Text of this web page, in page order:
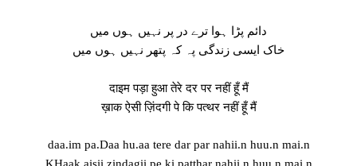
دائم پڑا ہوا ترے در پر نہیں ہوں میں
خاک ایسی زندگی پہ کہ پتھر نہیں ہوں میں
दाइम पड़ा हुआ तेरे दर पर नहीं हूँ मैं
ख़ाक ऐसी ज़िंदगी पे कि पत्थर नहीं हूँ मैं
daa.im pa.Daa hu.aa tere dar par nahii.n huu.n mai.n